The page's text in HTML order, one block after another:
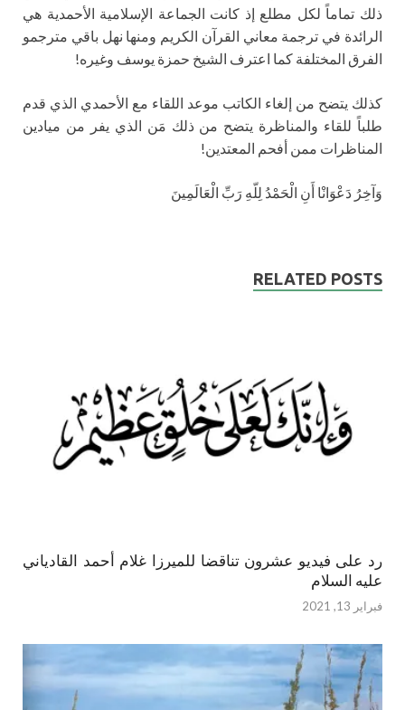
ذلك تماماً لكل مطلع إذ كانت الجماعة الإسلامية الأحمدية هي
الرائدة في ترجمة معاني القرآن الكريم ومنها نهل باقي مترجمو
الفرق المختلفة كما اعترف الشيخ حمزة يوسف وغيره!
كذلك يتضح من إلغاء الكاتب موعد اللقاء مع الأحمدي الذي قدم
طلباً للقاء والمناظرة يتضح من ذلك مَن الذي يفر من ميادين
المناظرات ممن أفحم المعتدين!
وَآخِرُ دَعْوَانْا أَنِ الْحَمْدُ لِلّهِ رَبِّ الْعَالَمِينَ
RELATED POSTS
رد على فيديو عشرون تناقضا للميرزا غلام أحمد القادياني
عليه السلام
فبراير 13, 2021